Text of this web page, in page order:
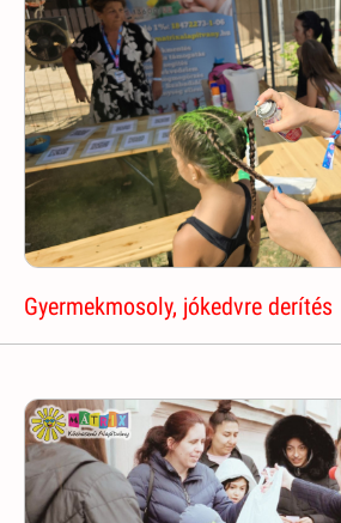
Gyermekmosoly, jókedvre derítés